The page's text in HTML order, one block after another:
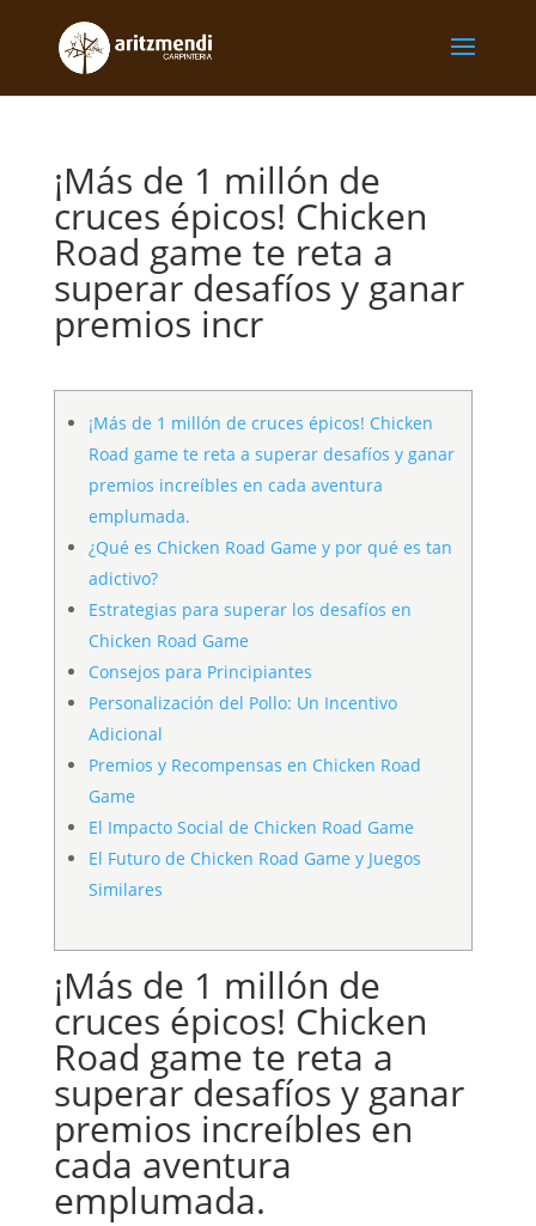
¡Más de 1 millón de
cruces épicos! Chicken
Road game te reta a
superar desafíos y ganar
premios incr
¡Más de 1 millón de cruces épicos! Chicken
Road game te reta a superar desafíos y ganar
premios increíbles en cada aventura
emplumada.
¿Qué es Chicken Road Game y por qué es tan
adictivo?
Estrategias para superar los desafíos en
Chicken Road Game
Consejos para Principiantes
Personalización del Pollo: Un Incentivo
Adicional
Premios y Recompensas en Chicken Road
Game
El Impacto Social de Chicken Road Game
El Futuro de Chicken Road Game y Juegos
Similares
¡Más de 1 millón de
cruces épicos! Chicken
Road game te reta a
superar desafíos y ganar
premios increíbles en
cada aventura
emplumada.